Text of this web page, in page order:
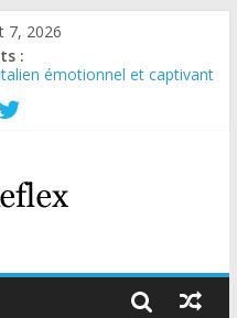
7, 2026
:
émotionnel et captivant
série suédoise sur Netflix
film érotique devenu
avec Takeru Satō
séduira les fans de